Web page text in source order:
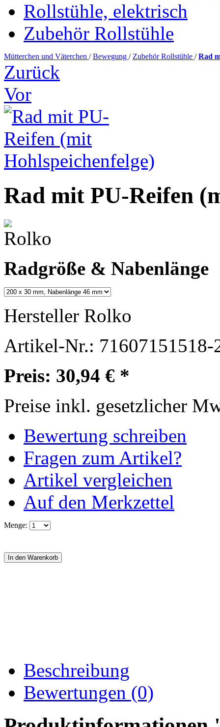
Rollstühle, elektrisch
Zubehör Rollstühle
Mütterchen und Väterchen / Bewegung / Zubehör Rollstühle / Rad
Zurück
Vor
Rad mit PU-Reifen
Radgröße & Nabenlänge
Hersteller Rolko
Artikel-Nr.:
Preis: 30,94 € *
Preise inkl. gesetzlicher
Bewertung schreiben
Fragen zum Artikel?
Artikel vergleichen
Auf den Merkzettel
Menge:
Beschreibung
Bewertungen (0)